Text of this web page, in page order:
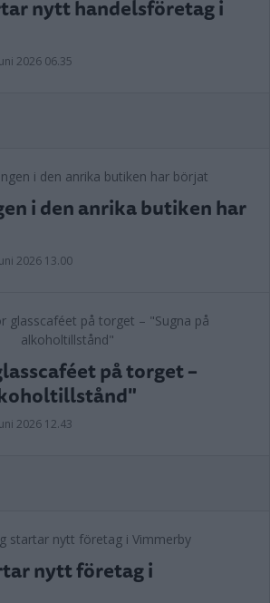
nytt handelsföretag i
2026 06.35
i den anrika butiken har
2026 13.00
på torget –
2026 12.43
nytt företag i